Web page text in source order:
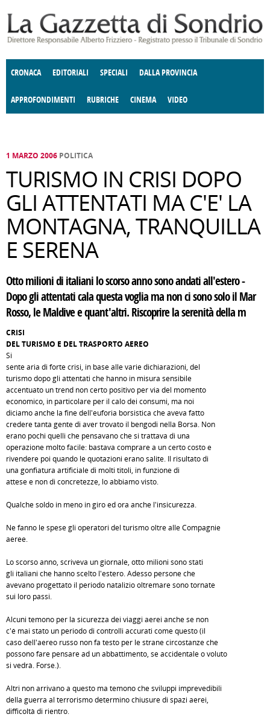
CRONACA EDITORIALI SPECIALI DALLA PROVINCIA
APPROFONDIMENTI
E SPETTACOLI POLITICA
RUBRICHE
DELLE IDEE FATTI DELLO SPIRITO
CINEMA VIDEO
1 MARZO 2006 POLITICA
TURISMO IN CRISI DOPO
GLI ATTENTATI MA C'E' LA
MONTAGNA, TRANQUILLA
E SERENA
Otto milioni di italiani lo scorso anno sono andati all'estero -
Dopo gli attentati cala questa voglia ma non ci sono solo il Mar
Rosso, le Maldive e quant'altri. Riscoprire la serenità della m
CRISI
DEL TURISMO E DEL TRASPORTO AEREO
Si
sente aria di forte crisi, in base alle varie dichiarazioni, del
turismo dopo gli attentati che hanno in misura sensibile
accentuato un trend non certo positivo per via del momento
economico, in particolare per il calo dei consumi, ma noi
diciamo anche la fine dell'euforia borsistica che aveva fatto
credere tanta gente di aver trovato il bengodi nella Borsa. Non
erano pochi quelli che pensavano che si trattava di una
operazione molto facile: bastava comprare a un certo costo e
rivendere poi quando le quotazioni erano salite. Il risultato di
una gonfiatura artificiale di molti titoli, in funzione di
attese e non di concretezze, lo abbiamo visto.
Qualche soldo in meno in giro ed ora anche l'insicurezza.
Ne fanno le spese gli operatori del turismo oltre alle Compagnie
aeree.
Lo scorso anno, scriveva un giornale, otto milioni sono stati
gli italiani che hanno scelto l'estero. Adesso persone che
avevano progettato il periodo natalizio oltremare sono tornate
sui loro passi.
Alcuni temono per la sicurezza dei viaggi aerei anche se non
c'é mai stato un periodo di controlli accurati come questo (il
caso dell'aereo russo non fa testo per le strane circostanze che
possono fare pensare ad un abbattimento, se accidentale o voluto
si vedrà. Forse.).
Altri non arrivano a questo ma temono che sviluppi imprevedibili
della guerra al terrorismo determino chiusure di spazi aerei,
difficoltà di rientro.